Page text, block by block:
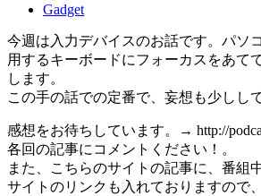
Gadget
今週は入力デバイスのお話です。パソ
用するキーボードにフォーカスをあて
します。
この手の話での定番で、妄想も少しし
感想をお待ちしています。→ http://
各回の記事にコメントください！。
また、こちらのサイトの記事に、番組
サイトのリンクも入れておりますので